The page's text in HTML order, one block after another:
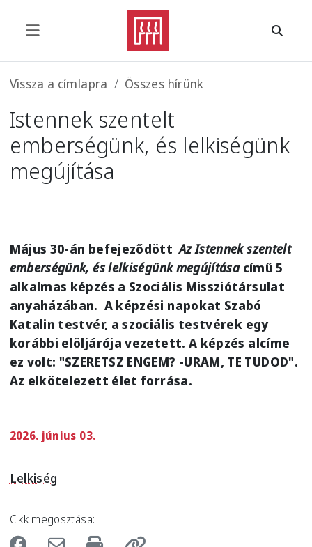
Morzsa
Vissza a címlapra Összes hírünk
Istennek szentelt
emberségünk, és lelkiségünk
megújítása
Május 30-án befejeződött Az Istennek szentelt
emberségünk, és lelkiségünk megújításacímű 5
alkalmas képzés a Szociális Missziótársulat
anyaházában. A képzési napokat Szabó
Katalin testvér, a szociális testvérek egy
korábbi elöljárója vezetett. A képzés alcíme
ez volt: "SZERETSZ ENGEM? -URAM, TE TUDOD".
Az elkötelezett élet forrása.
2026. június 03.
Lelkiség
Cikk megosztása: